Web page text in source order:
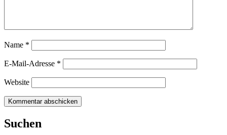
Name *
E-Mail-Adresse *
Website
Suchen